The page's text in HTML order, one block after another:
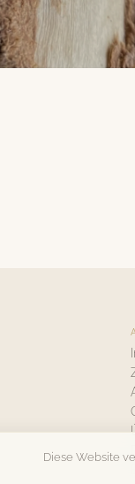
Diese Website